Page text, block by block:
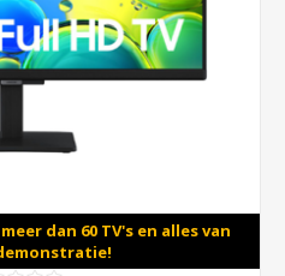
dan 60 TV's en alles van